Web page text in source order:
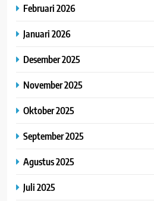
Februari 2026
Januari 2026
Desember 2025
November 2025
Oktober 2025
September 2025
Agustus 2025
Juli 2025